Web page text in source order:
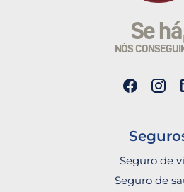
Se
NÓS
Seguro de
Seguro de